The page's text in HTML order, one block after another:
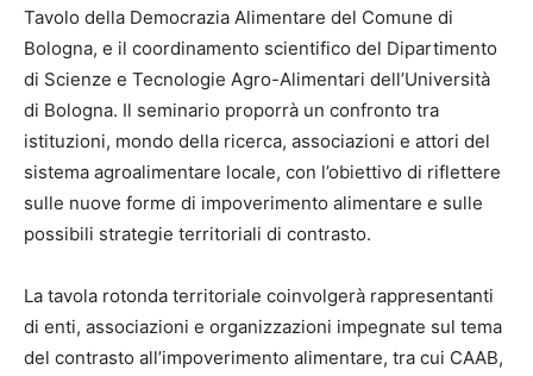
Tavolo della Democrazia Alimentare del Comune di
Bologna, e il coordinamento scientifico del Dipartimento
di Scienze e Tecnologie Agro-Alimentari dell’Università
di Bologna. Il seminario proporrà un confronto tra
istituzioni, mondo della ricerca, associazioni e attori del
sistema agroalimentare locale, con l’obiettivo di riflettere
sulle nuove forme di impoverimento alimentare e sulle
possibili strategie territoriali di contrasto.
La tavola rotonda territoriale coinvolgerà rappresentanti
di enti, associazioni e organizzazioni impegnate sul tema
del contrasto all’impoverimento alimentare, tra cui CAAB,